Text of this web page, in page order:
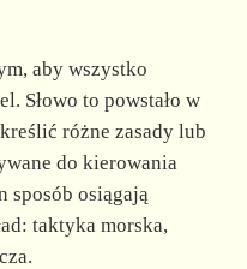
aby wszystko
Słowo to powstało w
różne zasady lub
do kierowania
sposób osiągają
taktyka morska,